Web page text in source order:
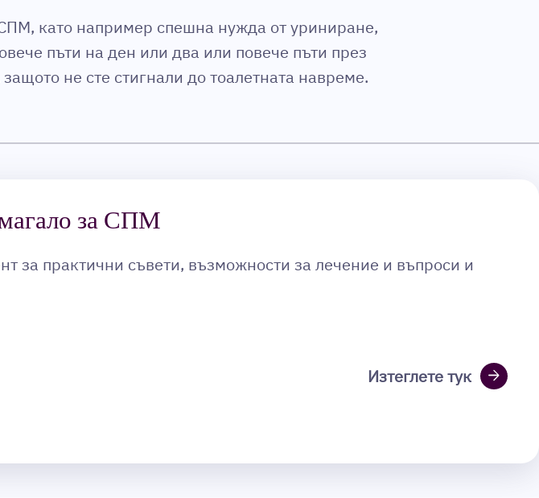
като например спешна нужда от уриниране,
пъти на ден или два или повече пъти през
не сте стигнали до тоалетната навреме.
за СПМ
за практични съвети, възможности за лечение и въпроси и
Изтеглете тук arrow_forward